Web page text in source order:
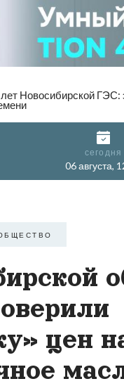
Новосибирской ГЭС:
сегодня
06 августа,
цен